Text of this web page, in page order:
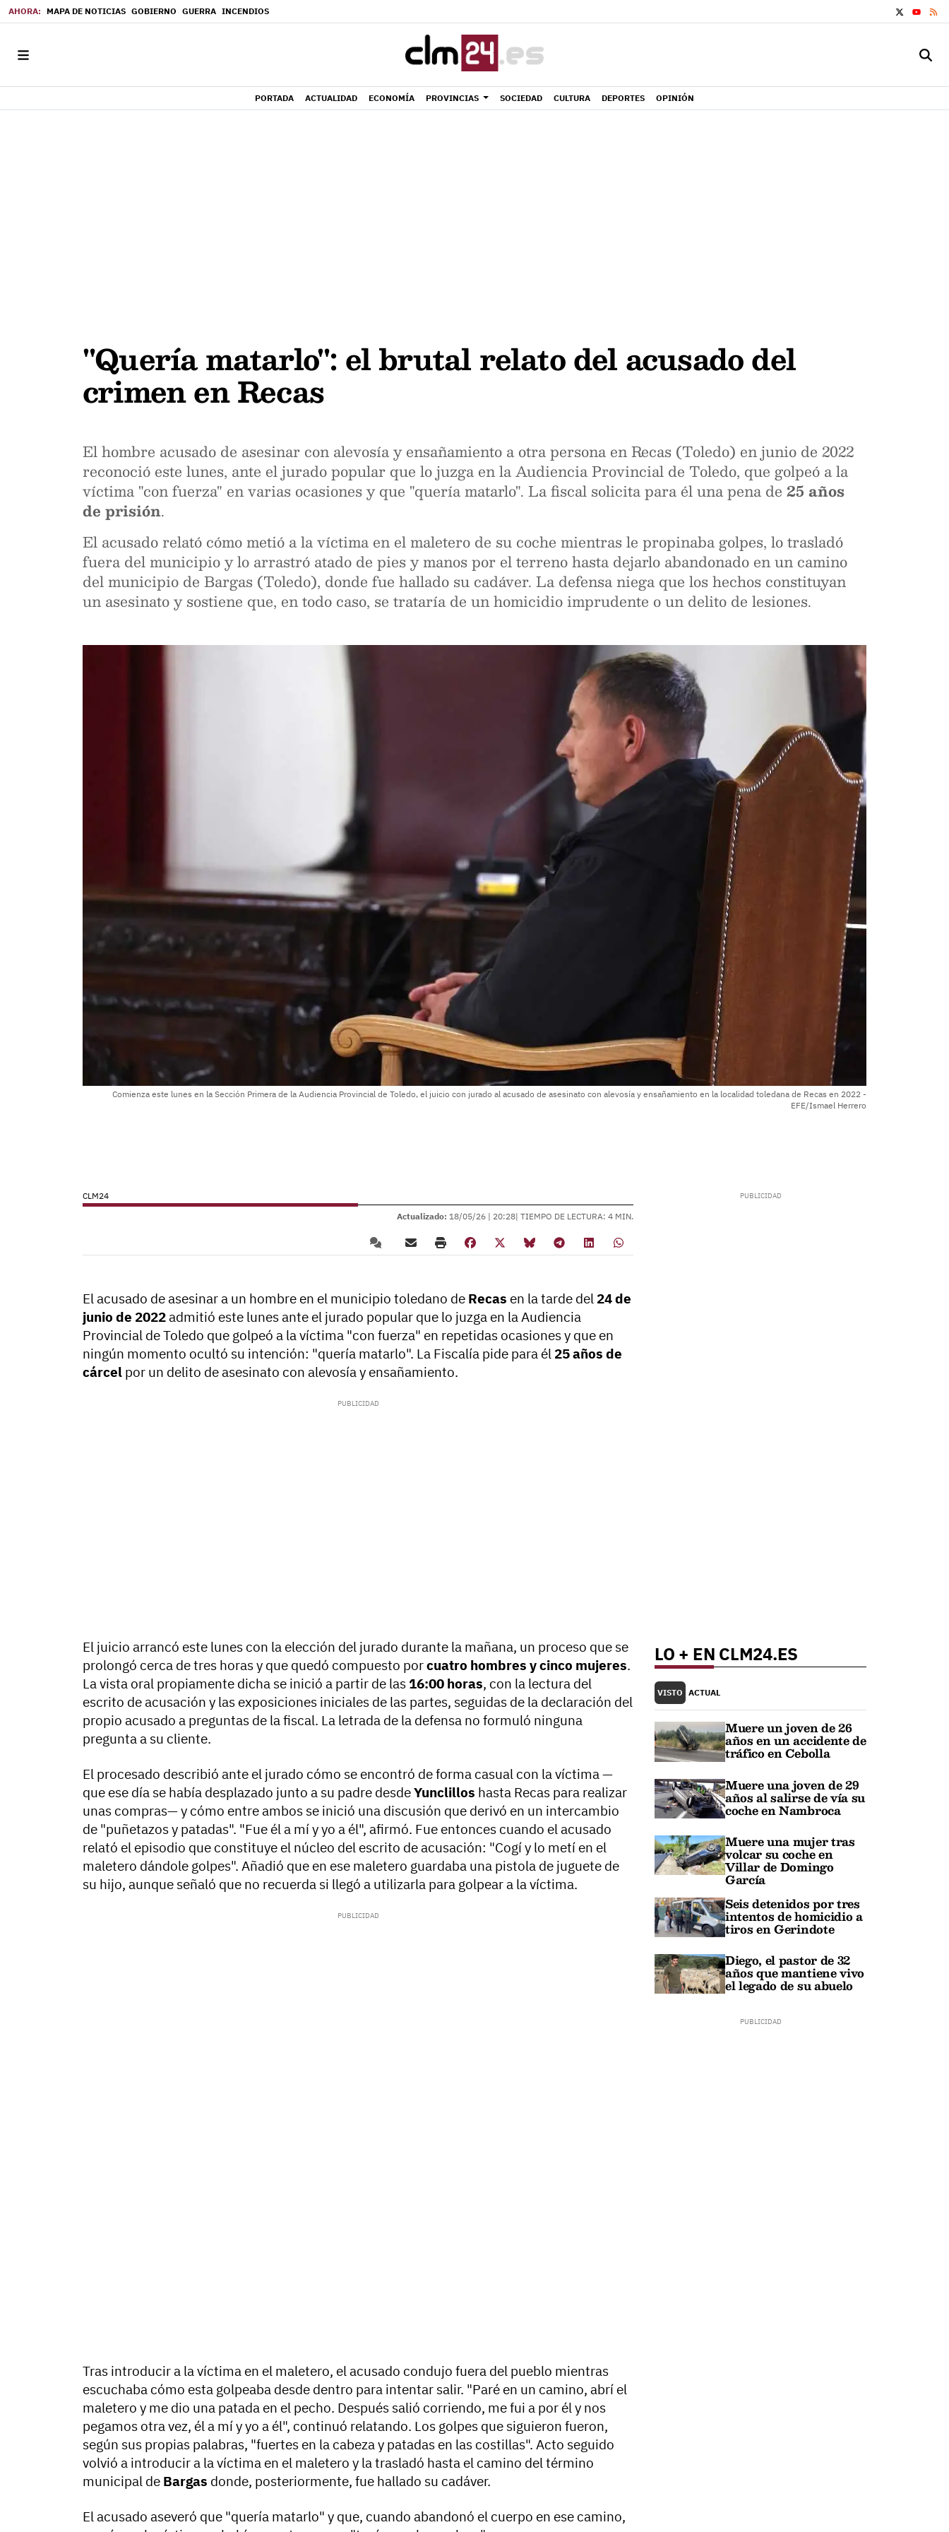
MAPA DE NOTICIAS GOBIERNO GUERRA INCENDIOS
YOUTUBE
PORTADA ACTUALIDAD ECONOMÍA PROVINCIAS SOCIEDAD CULTURA DEPORTES OPINIÓN
"Quería matarlo": el brutal relato del acusado del
crimen en Recas
El hombre acusado de asesinar con alevosía y ensañamiento a otra persona en Recas (Toledo) en junio de 2022
reconoció este lunes, ante el jurado popular que lo juzga en la Audiencia Provincial de Toledo, que golpeó a la
víctima "con fuerza" en varias ocasiones y que "quería matarlo". La fiscal solicita para él una pena de 25 años
de prisión.
El acusado relató cómo metió a la víctima en el maletero de su coche mientras le propinaba golpes, lo trasladó
fuera del municipio y lo arrastró atado de pies y manos por el terreno hasta dejarlo abandonado en un camino
del municipio de Bargas (Toledo), donde fue hallado su cadáver. La defensa niega que los hechos constituyan
un asesinato y sostiene que, en todo caso, se trataría de un homicidio imprudente o un delito de lesiones.
Comienza este lunes en la Sección Primera de la Audiencia Provincial de Toledo, el juicio con jurado al acusado de asesinato con alevosía y ensañamiento en la localidad toledana de Recas en 2022 -
EFE/Ismael Herrero
CLM24
Actualizado: 18/05/26 | 20:28| TIEMPO DE LECTURA: 4 MIN.
El acusado de asesinar a un hombre en el municipio toledano de Recas en la tarde del 24 de
junio de 2022admitió este lunes ante el jurado popular que lo juzga en la Audiencia
Provincial de Toledo que golpeó a la víctima "con fuerza" en repetidas ocasiones y que en
ningún momento ocultó su intención: "quería matarlo". La Fiscalía pide para él 25 años de
cárcel por un delito de asesinato con alevosía y ensañamiento.
El juicio arrancó este lunes con la elección del jurado durante la mañana, un proceso que se
prolongó cerca de tres horas y que quedó compuesto porcuatro hombres y cinco mujeres.
La vista oral propiamente dicha se inició a partir de las 16:00 horas, con la lectura del
escrito de acusación y las exposiciones iniciales de las partes, seguidas de la declaración del
propio acusado a preguntas de la fiscal. La letrada de la defensa no formuló ninguna
pregunta a su cliente.
El procesado describió ante el jurado cómo se encontró de forma casual con la víctima —
que ese día se había desplazado junto a su padre desdeYunclillos hasta Recas para realizar
unas compras— y cómo entre ambos se inició una discusión que derivó en un intercambio
de "puñetazos y patadas". "Fue él a mí y yo a él", afirmó. Fue entonces cuando el acusado
relató el episodio que constituye el núcleo del escrito de acusación: "Cogí y lo metí en el
maletero dándole golpes". Añadió que en ese maletero guardaba una pistola de juguete de
su hijo, aunque señaló que no recuerda si llegó a utilizarla para golpear a la víctima.
Tras introducir a la víctima en el maletero, el acusado condujo fuera del pueblo mientras
escuchaba cómo esta golpeaba desde dentro para intentar salir. "Paré en un camino, abrí el
maletero y me dio una patada en el pecho. Después salió corriendo, me fui a por él y nos
pegamos otra vez, él a mí y yo a él", continuó relatando. Los golpes que siguieron fueron,
según sus propias palabras, "fuertes en la cabeza y patadas en las costillas". Acto seguido
volvió a introducir a la víctima en el maletero y la trasladó hasta el camino del término
municipal de Bargas donde, posteriormente, fue hallado su cadáver.
El acusado aseveró que "quería matarlo" y que, cuando abandonó el cuerpo en ese camino,
LO + EN CLM24.ES
VISTO ACTUAL
Muere un joven de 26
años en un accidente de
tráfico en Cebolla
Muere una joven de 29
años al salirse de vía su
coche en Nambroca
Muere una mujer tras
volcar su coche en
Villar de Domingo
García
Seis detenidos por tres
intentos de homicidio a
tiros en Gerindote
Diego, el pastor de 32
años que mantiene vivo
el legado de su abuelo